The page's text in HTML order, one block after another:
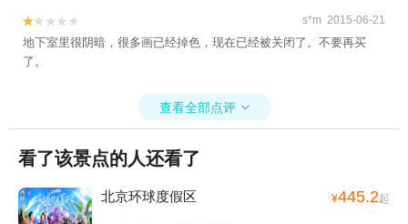

 s*m 2015-06-21
地下室里很阴暗，很多画已经掉色，现在已经被关闭了。不要再买
了。
查看全部点评 
看了该景点的人还看了
北京环球度假区 ¥445.2起